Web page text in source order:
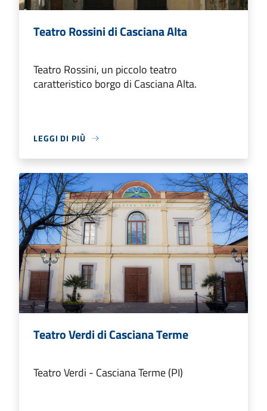
Teatro Rossini di Casciana Alta
Teatro Rossini, un piccolo teatro
caratteristico borgo di Casciana Alta.
LEGGI DI PIÙ
Teatro Verdi di Casciana Terme
Teatro Verdi - Casciana Terme (PI)